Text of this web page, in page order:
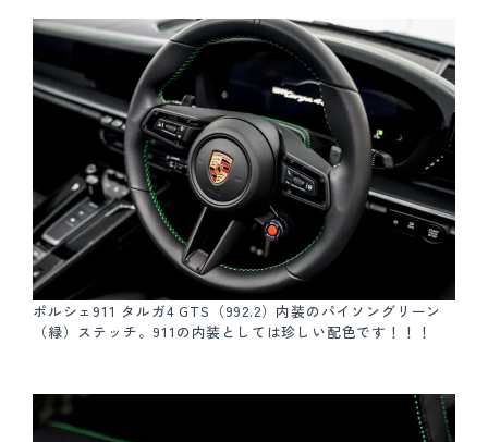
ポルシェ911 タルガ4 GTS（992.2）内装のパイソングリーン
（緑）ステッチ。911の内装としては珍しい配色です！！！